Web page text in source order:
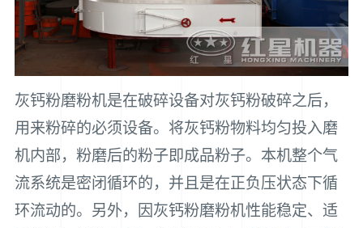
灰钙粉磨粉机是在破碎设备对灰钙粉破碎之后，
用来粉碎的必须设备。将灰钙粉物料均匀投入磨
机内部，粉磨后的粉子即成品粉子。本机整个气
流系统是密闭循环的，并且是在正负压状态下循
环流动的。另外，因灰钙粉磨粉机性能稳定、适